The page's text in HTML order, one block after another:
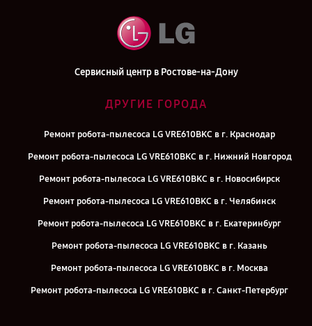
Сервисный центр в Ростове-на-Дону
ДРУГИЕ ГОРОДА
Ремонт робота-пылесоса LG VRE610BKC в г. Краснодар
Ремонт робота-пылесоса LG VRE610BKC в г. Нижний Новгород
Ремонт робота-пылесоса LG VRE610BKC в г. Новосибирск
Ремонт робота-пылесоса LG VRE610BKC в г. Челябинск
Ремонт робота-пылесоса LG VRE610BKC в г. Екатеринбург
Ремонт робота-пылесоса LG VRE610BKC в г. Казань
Ремонт робота-пылесоса LG VRE610BKC в г. Москва
Ремонт робота-пылесоса LG VRE610BKC в г. Санкт-Петербург